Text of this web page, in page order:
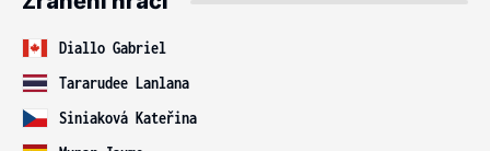
Diallo Gabriel
Tararudee Lanlana
Siniaková Kateřina